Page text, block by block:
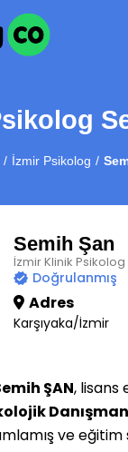
İzmir Psikolog
Semih Şan
İzmir Klinik Psikolog
Doğrulanmış
Adres
Karşıyaka/İzmir
ŞAN, lisans
ve